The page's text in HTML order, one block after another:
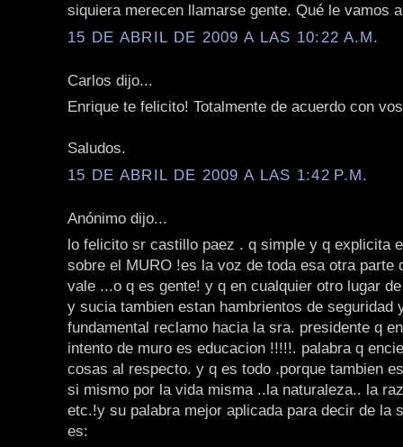
siquiera merecen llamarse gente. Qué le vamos
15 DE ABRIL DE 2009 A LAS 10:22 A.M.
Carlos dijo...
Enrique te felicito! Totalmente de acuerdo con
Saludos.
15 DE ABRIL DE 2009 A LAS 1:42 P.M.
Anónimo dijo...
lo felicito sr castillo paez . q simple y q explicita
sobre el MURO !es la voz de toda esa otra parte
vale ...o q es gente! y q en cualquier otro lugar
y sucia tambien estan hambrientos de seguridad
fundamental reclamo hacia la sra. presidente q
intento de muro es educacion !!!!!. palabra q
cosas al respecto. y q es todo .porque tambien
si mismo por la vida misma ..la naturaleza.. la
etc.!y su palabra mejor aplicada para decir de la
es: